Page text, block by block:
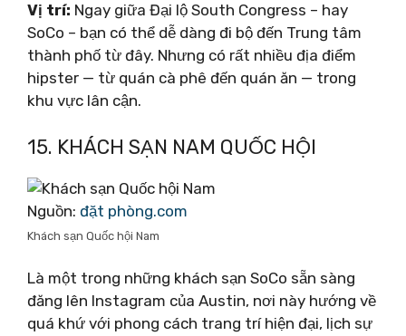
Vị trí: Ngay giữa Đại lộ South Congress – hay
SoCo – bạn có thể dễ dàng đi bộ đến Trung tâm
thành phố từ đây. Nhưng có rất nhiều địa điểm
hipster — từ quán cà phê đến quán ăn — trong
khu vực lân cận.
15. KHÁCH SẠN NAM QUỐC HỘI
Nguồn: đặt phòng.com
Khách sạn Quốc hội Nam
Là một trong những khách sạn SoCo sẵn sàng
đăng lên Instagram của Austin, nơi này hướng về
quá khứ với phong cách trang trí hiện đại, lịch sự